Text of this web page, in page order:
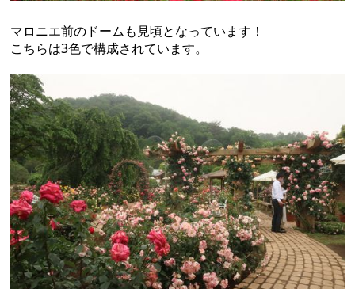
マロニエ前のドームも見頃となっています！
こちらは3色で構成されています。